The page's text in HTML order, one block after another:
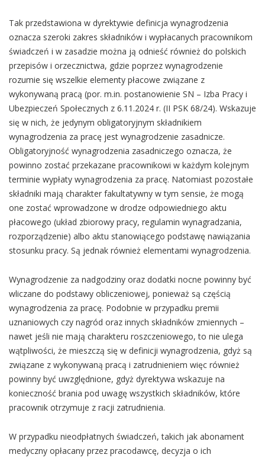
Tak przedstawiona w dyrektywie definicja wynagrodzenia
oznacza szeroki zakres składników i wypłacanych pracownikom
świadczeń i w zasadzie można ją odnieść również do polskich
przepisów i orzecznictwa, gdzie poprzez wynagrodzenie
rozumie się wszelkie elementy płacowe związane z
wykonywaną pracą (por. m.in. postanowienie SN – Izba Pracy i
Ubezpieczeń Społecznych z 6.11.2024 r. (II PSK 68/24). Wskazuje
się w nich, że jedynym obligatoryjnym składnikiem
wynagrodzenia za pracę jest wynagrodzenie zasadnicze.
Obligatoryjność wynagrodzenia zasadniczego oznacza, że
powinno zostać przekazane pracownikowi w każdym kolejnym
terminie wypłaty wynagrodzenia za pracę. Natomiast pozostałe
składniki mają charakter fakultatywny w tym sensie, że mogą
one zostać wprowadzone w drodze odpowiedniego aktu
płacowego (układ zbiorowy pracy, regulamin wynagradzania,
rozporządzenie) albo aktu stanowiącego podstawę nawiązania
stosunku pracy. Są jednak również elementami wynagrodzenia.
Wynagrodzenie za nadgodziny oraz dodatki nocne powinny być
wliczane do podstawy obliczeniowej, ponieważ są częścią
wynagrodzenia za pracę. Podobnie w przypadku premii
uznaniowych czy nagród oraz innych składników zmiennych –
nawet jeśli nie mają charakteru roszczeniowego, to nie ulega
wątpliwości, że mieszczą się w definicji wynagrodzenia, gdyż są
związane z wykonywaną pracą i zatrudnieniem więc również
powinny być uwzględnione, gdyż dyrektywa wskazuje na
konieczność brania pod uwagę wszystkich składników, które
pracownik otrzymuje z racji zatrudnienia.
W przypadku nieodpłatnych świadczeń, takich jak abonament
medyczny opłacany przez pracodawcę, decyzja o ich